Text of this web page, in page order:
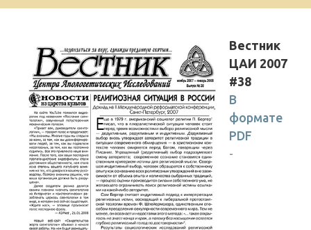
Вестник
ЦАИ 2007
#38
В
формате
PDF
-